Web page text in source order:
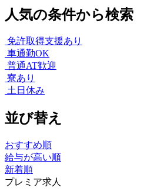
人気の条件から検索
免許取得支援あり
車通勤OK
普通AT歓迎
寮あり
土日休み
並び替え
おすすめ順
給与が高い順
新着順
プレミア求人